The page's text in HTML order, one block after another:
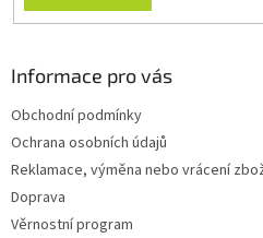
Informace pro vás
Obchodní podmínky
Ochrana osobních údajů
Reklamace, výměna nebo vrácení
Doprava
Věrnostní program